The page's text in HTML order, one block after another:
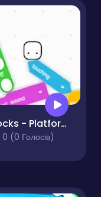
Blocks - Platformer
0 (0 Голосів)